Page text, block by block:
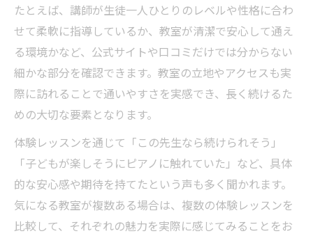
たとえば、講師が生徒一人ひとりのレベルや性格に合わ
せて柔軟に指導しているか、教室が清潔で安心して通え
る環境かなど、公式サイトや口コミだけでは分からない
細かな部分を確認できます。教室の立地やアクセスも実
際に訪れることで通いやすさを実感でき、長く続けるた
めの大切な要素となります。
体験レッスンを通じて「この先生なら続けられそう」
「子どもが楽しそうにピアノに触れていた」など、具体
的な安心感や期待を持てたという声も多く聞かれます。
気になる教室が複数ある場合は、複数の体験レッスンを
比較して、それぞれの魅力を実際に感じてみることをお